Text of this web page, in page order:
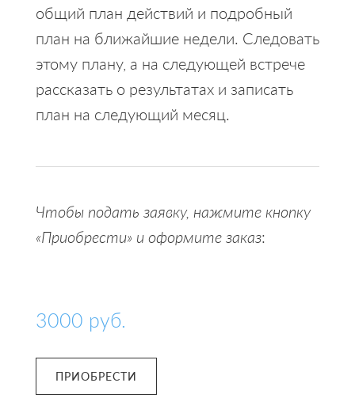
общий план действий и подробный
план на ближайшие недели. Следовать
этому плану, а на следующей встрече
рассказать о результатах и записать
план на следующий месяц.
Чтобы подать заявку, нажмите кнопку
«Приобрести» и оформите заказ:
3000 руб.
ПРИОБРЕСТИ